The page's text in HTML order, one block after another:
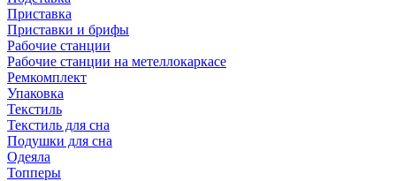
Приставка
Приставки и брифы
Рабочие станции
Рабочие станции на метеллокаркасе
Ремкомплект
Упаковка
Текстиль
Текстиль для сна
Подушки для сна
Одеяла
Топперы